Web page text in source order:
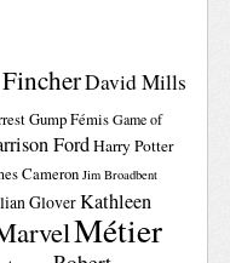
David Mills
GumpFémis Game of
FordHarry Potter
Cameron Jim Broadbent
GloverKathleen
Métier